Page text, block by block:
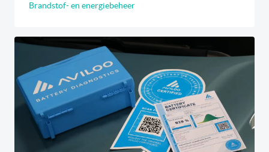
Brandstof- en energiebeheer